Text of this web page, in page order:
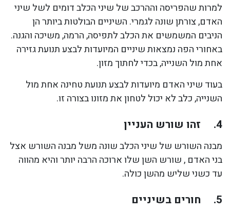
למרות שהפריסה וההרכב של שיני הכלב דומים לשל שיני
האדם, צורתן שונה לגמרי. השיניים הבולטות ביותר הן
הניבים המשמשים את הכלב לתפיסה, הרמה, משיכה והגנה.
באחורי הפה נמצאות שיניים המיועדות לבצע תנועת גזירה
אחת מול השנייה, בכדי לחתוך מזון.
בעוד שיני האדם מיועדות לבצע תנועת טחינה אחת מול
השנייה, כלב לא יכול לטחון את מזונו בצורה זו.
4. זהו שורש העניין
מבנה השורש של שיני הכלב שונה משל מבנה השורש אצל
בני האדם , שורש השן שלו ארוכה הרבה יותר והיא מהווה
עד כשני שליש מהשן כולה.
5. חורים בשיניים